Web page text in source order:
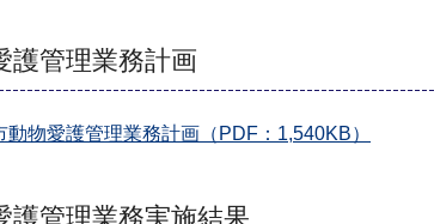
護管理業務計画
物愛護管理業務計画（PDF：1,540KB）
護管理業務実施結果